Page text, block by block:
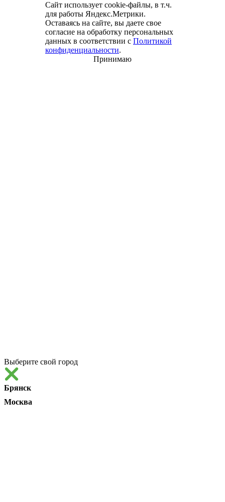
Сайт использует cookie-файлы, в т.ч.
для работы Яндекс.Метрики.
Оставаясь на сайте, вы даете свое
согласие на обработку персональных
данных в соответствии с Политикой
конфиденциальности.
Принимаю
Выберите свой город
Брянск
Москва